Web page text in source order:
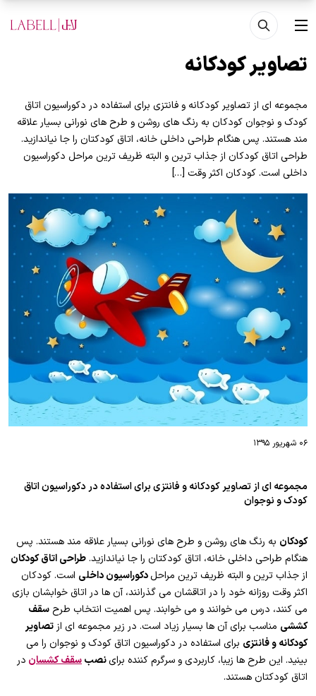
رفتن به محتوای اصلی
منو
تصاویر کودکانه
مجموعه ای از تصاویر کودکانه و فانتزی برای استفاده در دکوراسیون اتاق
کودک و نوجوان کودکان به رنگ های روشن و طرح های نورانی بسیار علاقه
مند هستند. پس هنگام طراحی داخلی خانه، اتاق کودکتان را جا نیاندازید.
طراحی اتاق کودکان از جذاب ترین و البته ظریف ترین مراحل دکوراسیون
داخلی است. کودکان اکثر وقت […]
۰۶ شهریور ۱۳۹۵
مجموعه ای از تصاویر کودکانه و فانتزی برای استفاده در دکوراسیون اتاق
کودک و نوجوان
کودکان به رنگ های روشن و طرح های نورانی بسیار علاقه مند هستند. پس
هنگام طراحی داخلی خانه، اتاق کودکتان را جا نیاندازید.طراحی اتاق کودکان
از جذاب ترین و البته ظریف ترین مراحلدکوراسیون داخلی است. کودکان
اکثر وقت روزانه خود را در اتاقشان می گذرانند، آن ها در اتاق خوابشان بازی
می کنند، درس می خوانند و می خوابند. پس اهمیت انتخاب طرح سقف
کششی مناسب برای آن ها بسیار زیاد است. در زیر مجموعه ای از تصاویر
کودکانه و فانتزی برای استفاده در دکوراسیون اتاق کودک و نوجوان را می
بینید. این طرح ها زیبا، کاربردی و سرگرم کننده براینصبسقف کشسان در
اتاق کودکتان هستند.